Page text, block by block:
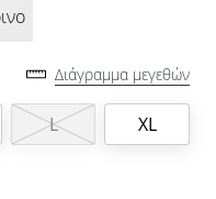
Διάγραμμα μεγεθών
L XL